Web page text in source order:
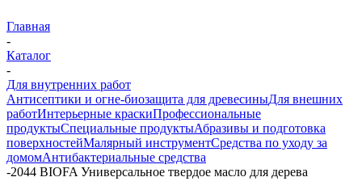
Главная
-
Каталог
-
Для внутренних работ
Антисептики и огне-биозащита для древесиныДля внешних
работИнтерьерные краскиПрофессиональные
продуктыСпециальные продуктыАбразивы и подготовка
поверхностейМалярный инструментСредства по уходу за
домомАнтибактериальные средства
-2044 BIOFA Универсальное твердое масло для дерева